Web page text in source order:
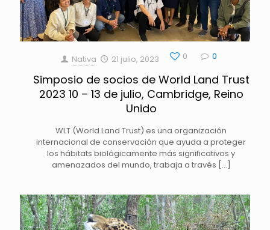
Nativa 21 julio, 2023 0 0
Simposio de socios de World Land Trust
2023 10 – 13 de julio, Cambridge, Reino
Unido
WLT (World Land Trust) es una organización
internacional de conservación que ayuda a proteger
los hábitats biológicamente más significativos y
amenazados del mundo, trabaja a través […]